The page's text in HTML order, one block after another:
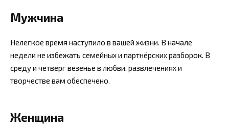
Мужчина
Нелегкое время наступило в вашей жизни. В начале
недели не избежать семейных и партнёрских разборок. В
среду и четверг везенье в любви, развлечениях и
творчестве вам обеспечено.
Женщина